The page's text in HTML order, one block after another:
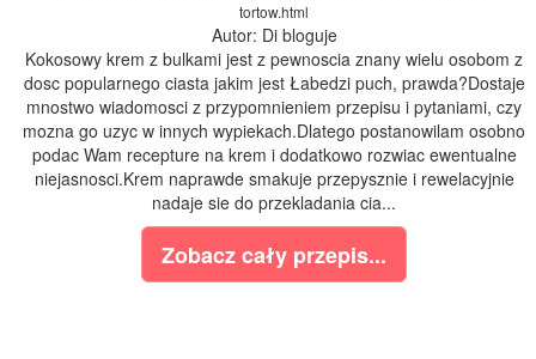
tortow.html
Autor: Di bloguje
Kokosowy krem z bulkami jest z pewnoscia znany wielu osobom z
dosc popularnego ciasta jakim jest Łabedzi puch, prawda?Dostaje
mnostwo wiadomosci z przypomnieniem przepisu i pytaniami, czy
mozna go uzyc w innych wypiekach.Dlatego postanowilam osobno
podac Wam recepture na krem i dodatkowo rozwiac ewentualne
niejasnosci.Krem naprawde smakuje przepysznie i rewelacyjnie
nadaje sie do przekladania cia...
Zobacz cały przepis...